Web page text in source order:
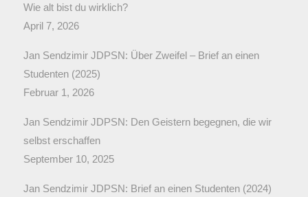
Wie alt bist du wirklich?
April 7, 2026
Jan Sendzimir JDPSN: Über Zweifel – Brief an einen
Studenten (2025)
Februar 1, 2026
Jan Sendzimir JDPSN: Den Geistern begegnen, die wir
selbst erschaffen
September 10, 2025
Jan Sendzimir JDPSN: Brief an einen Studenten (2024)